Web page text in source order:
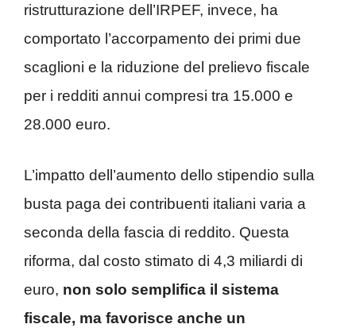
ristrutturazione dell’IRPEF, invece, ha
comportato l’accorpamento dei primi due
scaglioni e la riduzione del prelievo fiscale
per i redditi annui compresi tra 15.000 e
28.000 euro.
L’impatto dell’aumento dello stipendio sulla
busta paga dei contribuenti italiani varia a
seconda della fascia di reddito. Questa
riforma, dal costo stimato di 4,3 miliardi di
euro, non solo semplifica il sistema
fiscale, ma favorisce anche un